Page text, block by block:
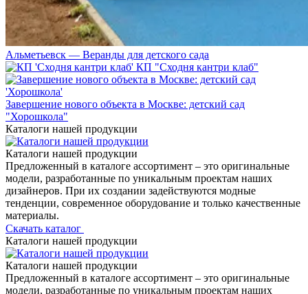
Альметьевск — Веранды для детского сада
КП "Сходня кантри клаб"
Завершение нового объекта в Москве: детский сад
"Хорошкола"
Каталоги нашей продукции
Каталоги нашей продукции
Предложенный в каталоге ассортимент – это оригинальные
модели, разработанные по уникальным проектам наших
дизайнеров. При их создании задействуются модные
тенденции, современное оборудование и только качественные
материалы.
Скачать каталог
Каталоги нашей продукции
Каталоги нашей продукции
Предложенный в каталоге ассортимент – это оригинальные
модели, разработанные по уникальным проектам наших